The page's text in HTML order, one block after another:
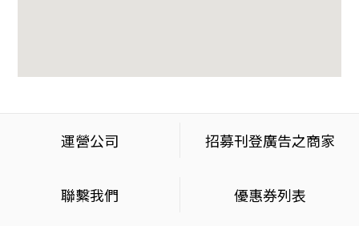
運營公司 招募刊登廣告之商家
聯繫我們 優惠券列表